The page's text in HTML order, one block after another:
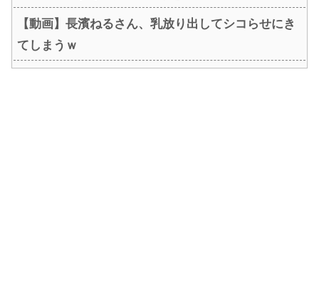
【動画】長濱ねるさん、乳放り出してシコらせにき
てしまうｗ